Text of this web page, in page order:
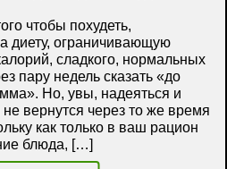
чтобы похудеть,
диету, ограничивающую
сладкого, нормальных
пару недель сказать «до
Но, увы, надеяться и
не вернутся через то же время
как только в ваш рацион
блюда, […]